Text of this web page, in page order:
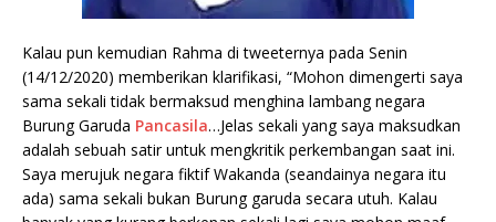
Kalau pun kemudian Rahma di tweeternya pada Senin
(14/12/2020) memberikan klarifikasi, “Mohon dimengerti saya
sama sekali tidak bermaksud menghina lambang negara
Burung Garuda Pancasila…Jelas sekali yang saya maksudkan
adalah sebuah satir untuk mengkritik perkembangan saat ini.
Saya merujuk negara fiktif Wakanda (seandainya negara itu
ada) sama sekali bukan Burung garuda secara utuh. Kalau